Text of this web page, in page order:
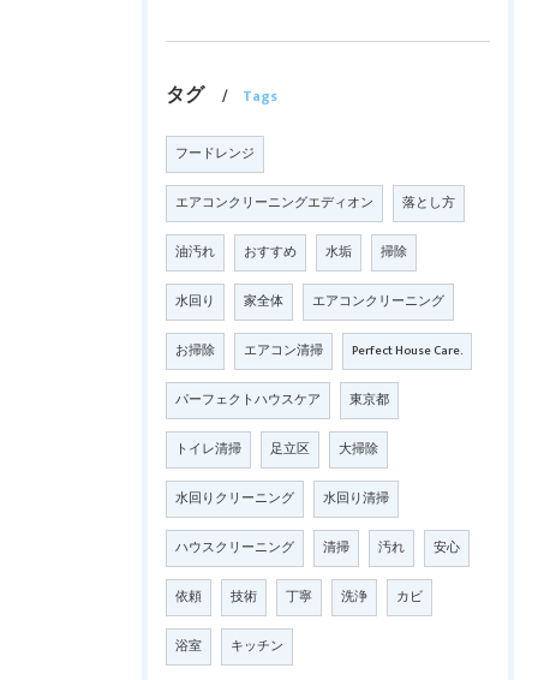
タグ Tags
フードレンジ
エアコンクリーニングエディオン 落とし方
油汚れ おすすめ 水垢 掃除
水回り 家全体 エアコンクリーニング
お掃除 エアコン清掃 Perfect House Care.
パーフェクトハウスケア 東京都
トイレ清掃 足立区 大掃除
水回りクリーニング 水回り清掃
ハウスクリーニング 清掃 汚れ 安心
依頼 技術 丁寧 洗浄 カビ
浴室 キッチン